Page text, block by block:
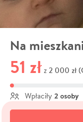
Na
51 zł z 2 000 zł
Wpłaciły 2 osoby